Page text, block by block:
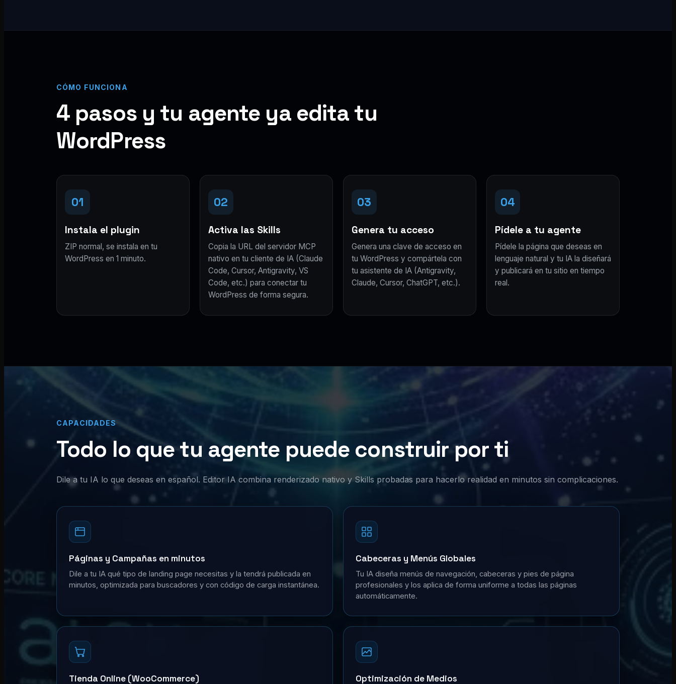
CÓMO FUNCIONA
4 pasos y tu agente ya edita tu
WordPress
01
Instala el plugin
ZIP normal, se instala en tu
WordPress en 1 minuto.
02
Activa las Skills
Copia la URL del servidor MCP
nativo en tu cliente de IA (Claude
Code, Cursor, Antigravity, VS
Code, etc.) para conectar tu
WordPress de forma segura.
03
Genera tu acceso
Genera una clave de acceso en
tu WordPress y compártela con
tu asistente de IA (Antigravity,
Claude, Cursor, ChatGPT, etc.).
04
Pídele a tu agente
Pídele la página que deseas en
lenguaje natural y tu IA la diseñará
y publicará en tu sitio en tiempo
real.
CAPACIDADES
Todo lo que tu agente puede construir por ti
Dile a tu IA lo que deseas en español. Editor IA combina renderizado nativo y Skills probadas para hacerlo realidad en minutos sin complicaciones.
Páginas y Campañas en minutos
Dile a tu IA qué tipo de landing page necesitas y la tendrá publicada en
minutos, optimizada para buscadores y con código de carga instantánea.
Cabeceras y Menús Globales
Tu IA diseña menús de navegación, cabeceras y pies de página
profesionales y los aplica de forma uniforme a todas las páginas
automáticamente.
Tienda Online (WooCommerce) Optimización de Medios